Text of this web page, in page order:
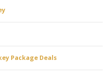
Package Deals